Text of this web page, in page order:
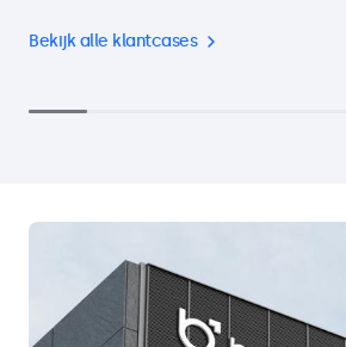
Bekijk alle klantcases